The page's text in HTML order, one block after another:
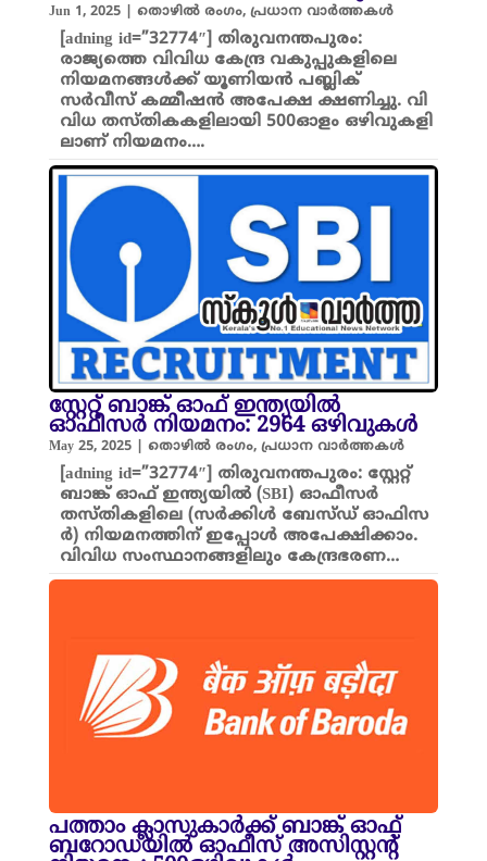
Jun 1, 2025| തൊഴിൽ രംഗം, പ്രധാന വാർത്തകൾ
[adning id=”32774″] തിരുവനന്തപുരം:
രാജ്യത്തെ വിവിധ കേന്ദ്ര വകുപ്പുകളിലെ
നിയമനങ്ങൾക്ക് യൂണിയൻ പബ്ലിക്
സർവീസ് കമ്മീഷൻ അപേക്ഷ ക്ഷണിച്ചു. വി​
വി​ധ ത​സ്തി​ക​ക​ളി​ലാ​യി 500ഓ​ളം ഒ​ഴി​വു​ക​ളി​
ലാണ് നിയമനം….
സ്റ്റേ​റ്റ് ബാ​ങ്ക് ഓ​ഫ് ഇന്ത്യയിൽ
ഓഫീസർ നിയമനം: 2964 ഒഴിവുകൾ
May 25, 2025| തൊഴിൽ രംഗം, പ്രധാന വാർത്തകൾ
[adning id=”32774″] തിരുവനന്തപുരം: സ്റ്റേ​റ്റ്
ബാ​ങ്ക് ഓ​ഫ് ഇ​ന്ത്യയിൽ (SBI) ഓഫീസർ
തസ്തികളിലെ (സർക്കിൾ ബേ​സ്ഡ് ഓ​ഫി​സ​
ർ​) നിയമനത്തിന് ഇപ്പോൾ അപേക്ഷിക്കാം.
വി​വി​ധ സം​സ്ഥാ​നങ്ങളിലും കേ​​ന്ദ്ര​ഭ​ര​ണ…
പത്താം ക്ലാസുകാർക്ക് ബാങ്ക് ഓഫ്
ബറോഡയില്‍ ഓഫീസ് അസിസ്റ്റന്റ്